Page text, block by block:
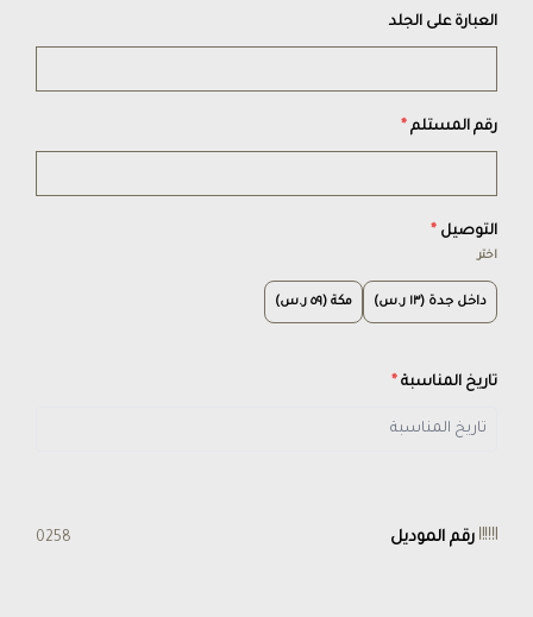
العبارة على الجلد
رقم المستلم *
التوصيل *
اختر
داخل جدة (١٣ ر.س) مكة (٥٩ ر.س)
تاريخ المناسبة *
رقم الموديل 0258